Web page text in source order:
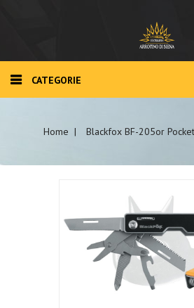
CATEGORIE
Home Blackfox BF-205or